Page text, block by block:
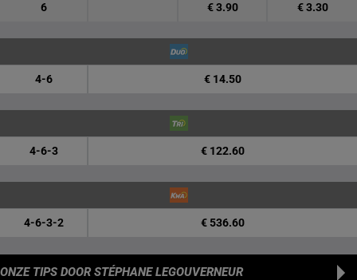
6 € 3.90 € 3.30
4-6 € 14.50
4-6-3 € 122.60
4-6-3-2 € 536.60
ONZE TIPS DOOR STÉPHANE LEGOUVERNEUR